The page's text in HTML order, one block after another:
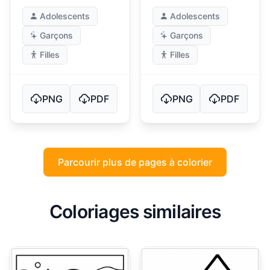
nuit
Adolescents
Garçons
Filles
PNG PDF
Adolescents
Garçons
Filles
PNG PDF
Parcourir plus de pages à colorier
Coloriages similaires